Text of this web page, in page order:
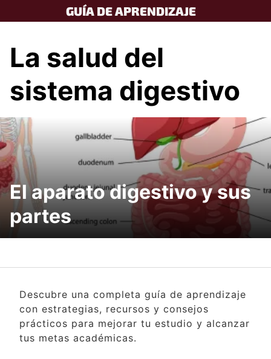
to
GUÍA DE APRENDIZAJE
La salud del
sistema digestivo
El aparato digestivo y sus
partes
Descubre una completa guía de aprendizaje
con estrategias, recursos y consejos
prácticos para mejorar tu estudio y alcanzar
tus metas académicas.